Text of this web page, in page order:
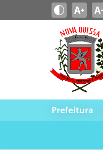
Prefeitura